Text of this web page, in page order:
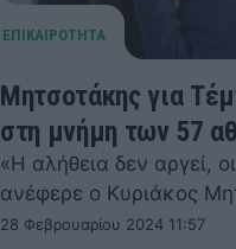
Μητσοτάκης για
στη μνήμη των 57
«Η αλήθεια δεν αργεί,
ανέφερε ο Κυριάκος
28 Φεβρουαρίου 2024 11:57